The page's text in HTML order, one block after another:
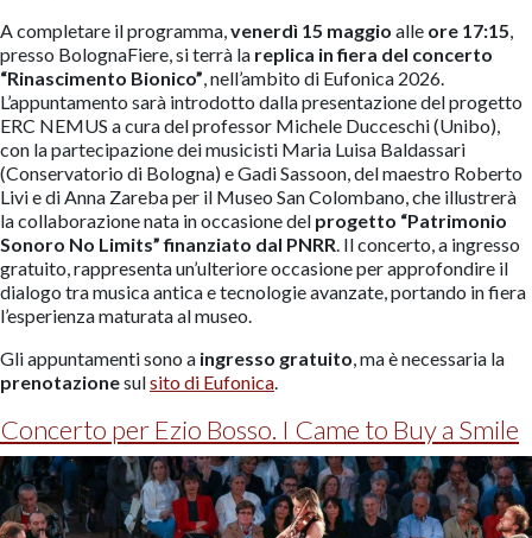
A completare il programma,venerdì 15 maggio alle ore 17:15,
presso BolognaFiere, si terrà la replica in fiera del concerto
“Rinascimento Bionico”, nell’ambito di Eufonica 2026.
L’appuntamento sarà introdotto dalla presentazione del progetto
ERC NEMUS a cura del professor Michele Ducceschi (Unibo),
con la partecipazione dei musicisti Maria Luisa Baldassari
(Conservatorio di Bologna) e Gadi Sassoon, del maestro Roberto
Livi e di Anna Zareba per il Museo San Colombano, che illustrerà
la collaborazione nata in occasione del progetto “Patrimonio
Sonoro No Limits” finanziato dal PNRR. Il concerto, a ingresso
gratuito, rappresenta un’ulteriore occasione per approfondire il
dialogo tra musica antica e tecnologie avanzate, portando in fiera
l’esperienza maturata al museo.
Gli appuntamenti sono a ingresso gratuito, ma è necessaria la
prenotazionesulsito di Eufonica.
Concerto per Ezio Bosso. I Came to Buy a Smile